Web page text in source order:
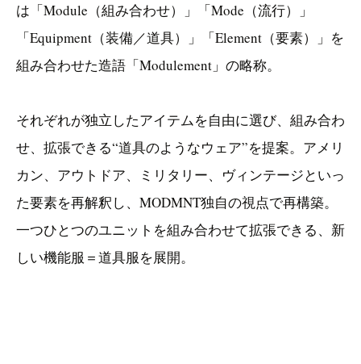
は「Module（組み合わせ）」「Mode（流行）」
「Equipment（装備／道具）」「Element（要素）」を
組み合わせた造語「Modulement」の略称。
それぞれが独立したアイテムを自由に選び、組み合わ
せ、拡張できる“道具のようなウェア”を提案。アメリ
カン、アウトドア、ミリタリー、ヴィンテージといっ
た要素を再解釈し、MODMNT独自の視点で再構築。
一つひとつのユニットを組み合わせて拡張できる、新
しい機能服＝道具服を展開。